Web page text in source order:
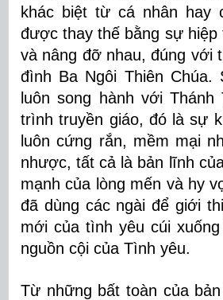
khác biệt từ cá nhân hay
được thay thế bằng sự hiệp
và nâng đỡ nhau, đúng với
đình Ba Ngôi Thiên
luôn song hành với Thánh
trình truyền giáo, đó là sự
luôn cứng rắn, mềm mại
nhược, tất cả là bản lĩnh
mạnh của lòng mến và hy
đã dùng các ngài để giới
mới của tình yêu cúi
nguồn cội của Tình yêu.
Từ những bất toàn của